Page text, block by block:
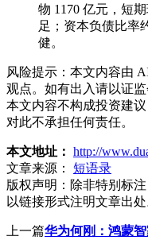
物 1170 亿元，短
足；资本负债比率
健。
风险提示：本文内容由
观点。如有出入请以证
本文内容不构成投资建
对此不承担任何责任。
本文地址： http://
文章来源：
短语录
版权声明： 除非特别标
以链接形式注明文章出处
上一篇华为何刚：鸿蒙